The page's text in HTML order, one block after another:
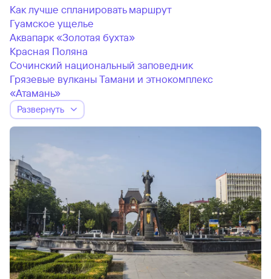
Как лучше спланировать маршрут
Гуамское ущелье
Аквапарк «Золотая бухта»
Красная Поляна
Сочинский национальный заповедник
Грязевые вулканы Тамани и этнокомплекс
«Атамань»
Развернуть